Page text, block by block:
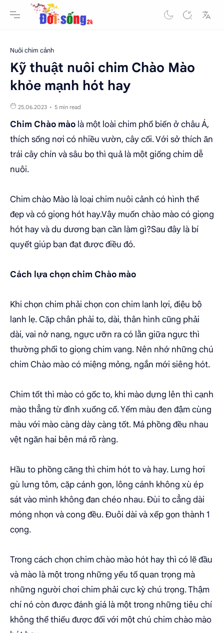
Nuôi chim cảnh
Kỹ thuật nuôi chim Chào Mào
khỏe mạnh hót hay
5 min read
Chim Chào mào là một loài chim phổ biến ở châu Á,
thích sống nơi có nhiều vườn, cây cối. Với sở thích ăn
trái cây chín và sâu bọ thì quả là một giống chim dễ
nuôi.
Chim chào Mào là loại chim nuôi cảnh có hình thể
đẹp và có giọng hót hay.Vậy muốn chào mào có giọng
hót hay và du dương bạn cần làm gì?Sau đây là bí
quyết giúp bạn đạt được điều đó.
Cách lựa chọn chim Chào mào
Khi chọn chim phải chọn con chim lanh lợi, điệu bộ
lanh lẹ. Cặp chân phải to, dài, thân hình cũng phải
dài, vai nở nang, ngực ưỡn ra có lằn giữa ngực thì
thường phổi to giọng chim vang. Nên nhớ những chú
chim Chào mào có miệng mỏng, ngắn mới siêng hót.
Chim tốt thì mào có gốc to, khi mào dựng lên thì cạnh
mào thẳng từ đỉnh xuống cổ. Yếm màu đen đậm cùng
màu với mào càng dày càng tốt. Má phồng đều nhau
vệt ngăn hai bên má rõ ràng.
Hầu to phồng căng thì chim hót to và hay. Lưng hơi
gù lưng tôm, cặp cánh gọn, lông cánh không xù ép
sát vào mình không đan chéo nhau. Đùi to cẳng dài
móng nhọn và cong đều. Đuôi dài và xếp gọn thành 1
cọng.
Trong cách chọn chim chào mào hót hay thì có lẽ đầu
và mào là một trong những yếu tố quan trọng mà
những người chơi chim phải cực kỳ chú trọng. Thậm
chí nó còn được đánh giá là một trong những tiêu chí
không thể thiếu được đối với một chú chim chào mào